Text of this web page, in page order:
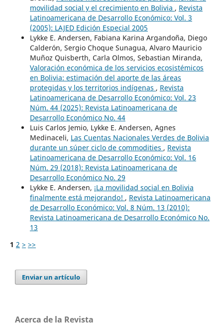
movilidad social y el crecimiento en Bolivia , Revista
Latinoamericana de Desarrollo Económico: Vol. 3
(2005): LAJED Edición Especial 2005
Lykke E. Andersen, Fabiana Karina Argandoña, Diego
Calderón, Sergio Choque Sunagua, Alvaro Mauricio
Muñoz Quisberth, Carla Olmos, Sebastian Miranda,
Valoración económica de los servicios ecosistémicos
en Bolivia: estimación del aporte de las áreas
protegidas y los territorios indígenas , Revista
Latinoamericana de Desarrollo Económico: Vol. 23
Núm. 44 (2025): Revista Latinoamericana de
Desarrollo Económico No. 44
Luis Carlos Jemio, Lykke E. Andersen, Agnes
Medinaceli, Las Cuentas Nacionales Verdes de Bolivia
durante un súper ciclo de commodities , Revista
Latinoamericana de Desarrollo Económico: Vol. 16
Núm. 29 (2018): Revista Latinoamericana de
Desarrollo Económico No. 29
Lykke E. Andersen, ¡La movilidad social en Bolivia
finalmente está mejorando! , Revista Latinoamericana
de Desarrollo Económico: Vol. 8 Núm. 13 (2010):
Revista Latinoamericana de Desarrollo Económico No.
13
1 2 > >>
Enviar un artículo
Acerca de la Revista